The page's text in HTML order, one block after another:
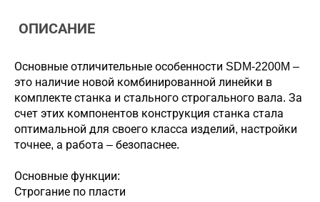
ОПИСАНИЕ
Основные отличительные особенности SDM-2200M –
это наличие новой комбинированной линейки в
комплекте станка и стального строгального вала. За
счет этих компонентов конструкция станка стала
оптимальной для своего класса изделий, настройки
точнее, а работа – безопаснее.
Основные функции:
Строгание по пласти